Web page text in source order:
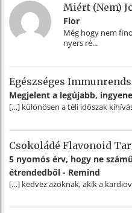
Miért (nem)
Flor
Még hogy nem
nyers ré...
Egészséges
Megjelent a legújabb,
[…] különösen a téli időszak
Csokoládé Flavonoid
5 nyomós érv, hogy ne
étrendedből - Remind
[…] kedvez azoknak, akik a